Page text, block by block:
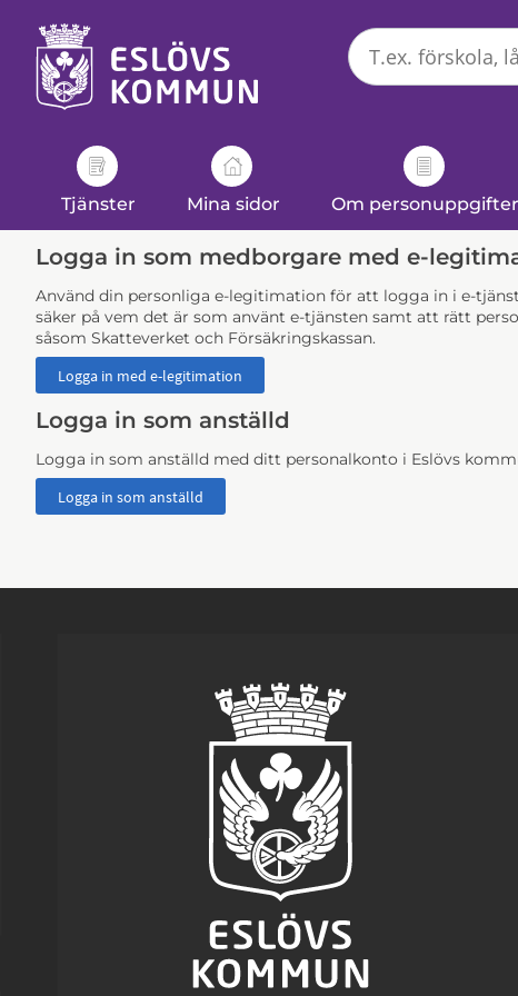
tjänster
kommun
Tjänster Mina sidor Om personuppgifter
Logga in som medborgare med e-
Använd din personliga e-legitimation för att logga in i e-
säker på vem det är som använt e-tjänsten samt att rätt
såsom Skatteverket och Försäkringskassan.
Logga in som anställd
Logga in som anställd med ditt personalkonto i Eslövs